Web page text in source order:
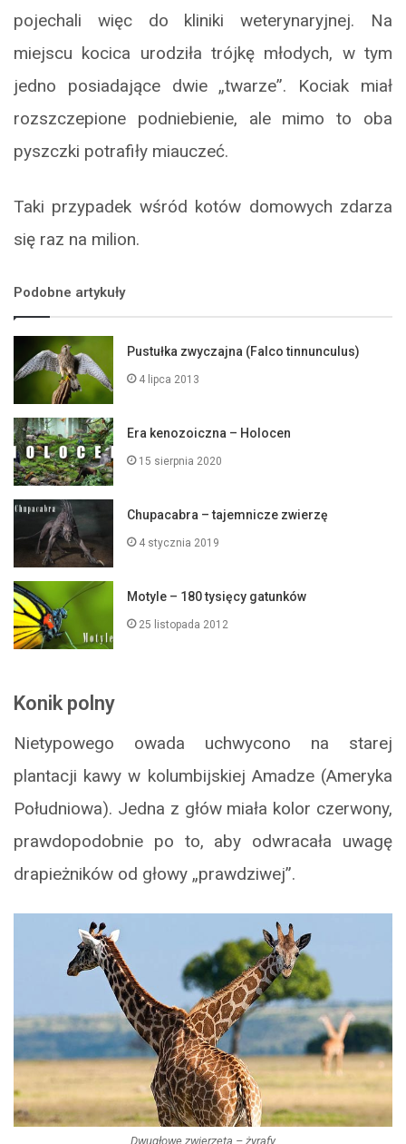
pojechali więc do kliniki weterynaryjnej. Na
miejscu kocica urodziła trójkę młodych, w tym
jedno posiadające dwie „twarze”. Kociak miał
rozszczepione podniebienie, ale mimo to oba
pyszczki potrafiły miauczeć.
Taki przypadek wśród kotów domowych zdarza
się raz na milion.
Podobne artykuły
Pustułka zwyczajna (Falco tinnunculus)
4 lipca 2013
Era kenozoiczna – Holocen
15 sierpnia 2020
Chupacabra – tajemnicze zwierzę
4 stycznia 2019
Motyle – 180 tysięcy gatunków
25 listopada 2012
Konik polny
Nietypowego owada uchwycono na starej
plantacji kawy w kolumbijskiej Amadze (Ameryka
Południowa). Jedna z głów miała kolor czerwony,
prawdopodobnie po to, aby odwracała uwagę
drapieżników od głowy „prawdziwej”.
Dwugłowe zwierzęta – żyrafy